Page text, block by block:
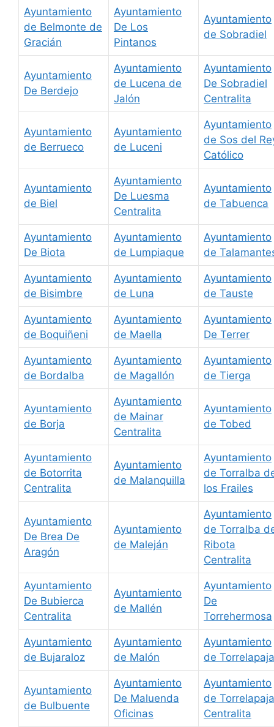
Ayuntamiento
de Belmonte de
Gracián
Ayuntamiento
De Los
Pintanos
Ayuntamiento
de Sobradiel
Ayuntamiento
De Berdejo
Ayuntamiento
de Lucena de
Jalón
Ayuntamiento
De Sobradiel
Centralita
Ayuntamiento
de Berrueco
Ayuntamiento
de Luceni
Ayuntamiento
de Sos del
Católico
Ayuntamiento
de Biel
Ayuntamiento
De Luesma
Centralita
Ayuntamiento
de Tabuenca
Ayuntamiento
De Biota
Ayuntamiento
de Lumpiaque
Ayuntamiento
de
Ayuntamiento
de Bisimbre
Ayuntamiento
de Luna
Ayuntamiento
de Tauste
Ayuntamiento
de Boquiñeni
Ayuntamiento
de Maella
Ayuntamiento
De Terrer
Ayuntamiento
de Bordalba
Ayuntamiento
de Magallón
Ayuntamiento
de Tierga
Ayuntamiento
de Borja
Ayuntamiento
de Mainar
Centralita
Ayuntamiento
de Tobed
Ayuntamiento
de Botorrita
Centralita
Ayuntamiento
de Malanquilla
Ayuntamiento
de Torralba
los Frailes
Ayuntamiento
De Brea De
Aragón
Ayuntamiento
de Maleján
Ayuntamiento
de Torralba
Ribota
Centralita
Ayuntamiento
De Bubierca
Centralita
Ayuntamiento
de Mallén
Ayuntamiento
De
Torrehermosa
Ayuntamiento
de Bujaraloz
Ayuntamiento
de Malón
Ayuntamiento
de Torrelapaja
Ayuntamiento
de Bulbuente
Ayuntamiento
De Maluenda
Oficinas
Ayuntamiento
de Torrelapaja
Centralita